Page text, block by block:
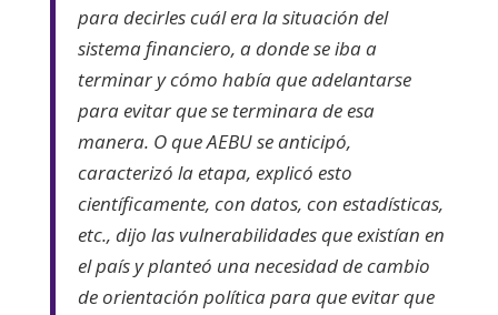
para decirles cuál era la situación del
sistema financiero, a donde se iba a
terminar y cómo había que adelantarse
para evitar que se terminara de esa
manera. O que AEBU se anticipó,
caracterizó la etapa, explicó esto
científicamente, con datos, con estadísticas,
etc., dijo las vulnerabilidades que existían en
el país y planteó una necesidad de cambio
de orientación política para que evitar que